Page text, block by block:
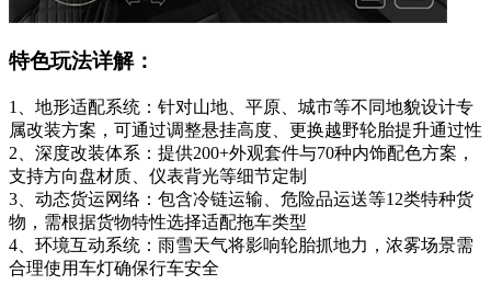
特色玩法详解：
1、地形适配系统：针对山地、平原、城市等不同地貌设计专
属改装方案，可通过调整悬挂高度、更换越野轮胎提升通过性
2、深度改装体系：提供200+外观套件与70种内饰配色方案，
支持方向盘材质、仪表背光等细节定制
3、动态货运网络：包含冷链运输、危险品运送等12类特种货
物，需根据货物特性选择适配拖车类型
4、环境互动系统：雨雪天气将影响轮胎抓地力，浓雾场景需
合理使用车灯确保行车安全